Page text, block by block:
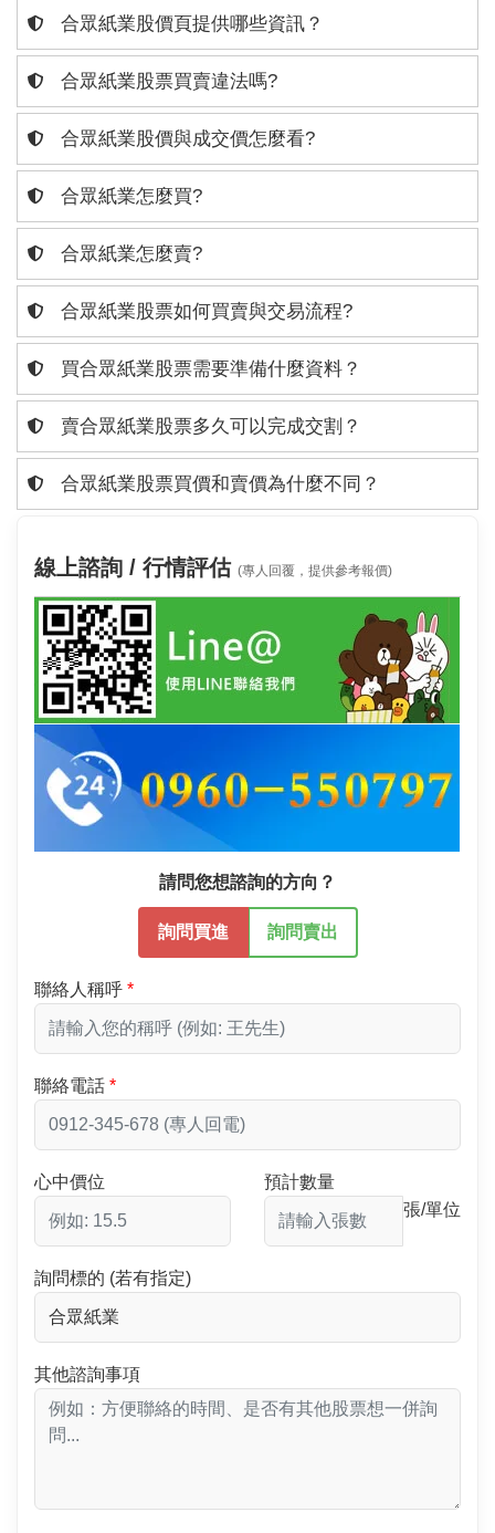
合眾紙業股價頁提供哪些資訊？
合眾紙業股票買賣違法嗎?
合眾紙業股價與成交價怎麼看?
合眾紙業怎麼買?
合眾紙業怎麼賣?
合眾紙業股票如何買賣與交易流程?
買合眾紙業股票需要準備什麼資料？
賣合眾紙業股票多久可以完成交割？
合眾紙業股票買價和賣價為什麼不同？
線上諮詢 / 行情評估 (專人回覆，提供參考報價)
請問您想諮詢的方向？
詢問買進 詢問賣出
聯絡人稱呼
聯絡電話
心中價位
預計數量
張/單位
詢問標的 (若有指定)
其他諮詢事項